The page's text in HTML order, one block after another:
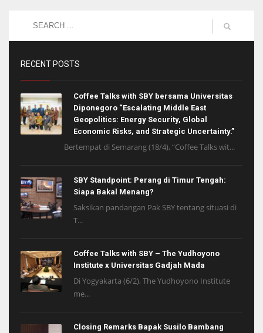
RECENT POSTS
Coffee Talks with SBY bersama Universitas
Diponegoro “Escalating Middle East
Geopolitics: Energy Security, Global
Economic Risks, and Strategic Uncertainty.”
Bertempat di Semarang (18/4), “Coffee Talks wit...
SBY Standpoint: Perang di Timur Tengah:
Siapa Bakal Menang?
Saksikan pandangan Pak SBY tentang situasi di
T...
Coffee Talks with SBY – The Yudhoyono
Institute x Universitas Gadjah Mada
Di Yogyakarta (6/2), The Yudhoyono Institute
me...
Closing Remarks Bapak Susilo Bambang